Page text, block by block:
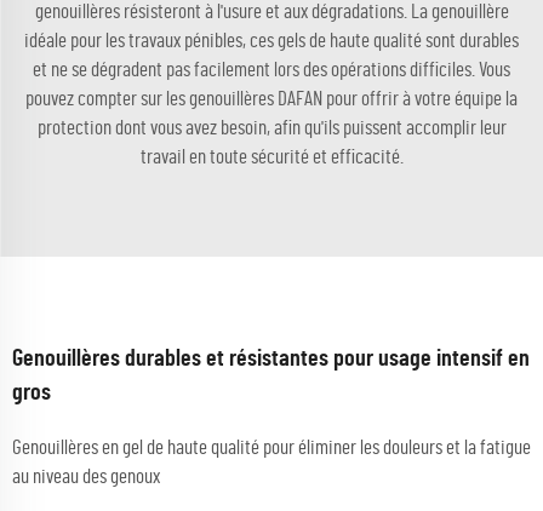
genouillères résisteront à l'usure et aux dégradations. La genouillère
idéale pour les travaux pénibles, ces gels de haute qualité sont durables
et ne se dégradent pas facilement lors des opérations difficiles. Vous
pouvez compter sur les genouillères DAFAN pour offrir à votre équipe la
protection dont vous avez besoin, afin qu'ils puissent accomplir leur
travail en toute sécurité et efficacité.
Genouillères durables et résistantes pour usage intensif en
gros
Genouillères en gel de haute qualité pour éliminer les douleurs et la fatigue
au niveau des genoux